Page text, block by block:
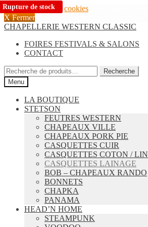
Nous utilisons des cookies
X Fermer
Aller
navigation
Aller
contenu
CHAPELLERIE WESTERN CLASSIC
FOIRES FESTIVALS & SALONS
CONTACT
Recherche
pour :
Recherche
Menu
LA BOUTIQUE
STETSON
FEUTRES WESTERN
CHAPEAUX VILLE
CHAPEAUX PORK PIE
CASQUETTES CUIR
CASQUETTES COTON / LIN
CASQUETTES LAINAGE
BOB – CHAPEAUX RANDO
BONNETS
CHAPKA
PANAMA
HEAD’N HOME
STEAMPUNK
Rupture de stock